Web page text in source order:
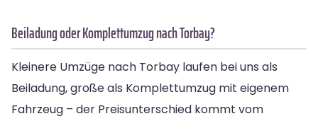
Beiladung oder Komplettumzug nach Torbay?
Kleinere Umzüge nach Torbay laufen bei uns als
Beiladung, große als Komplettumzug mit eigenem
Fahrzeug – der Preisunterschied kommt vom